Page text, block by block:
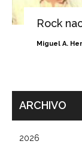
Rock
Miguel A.
ARCHIVO
2026